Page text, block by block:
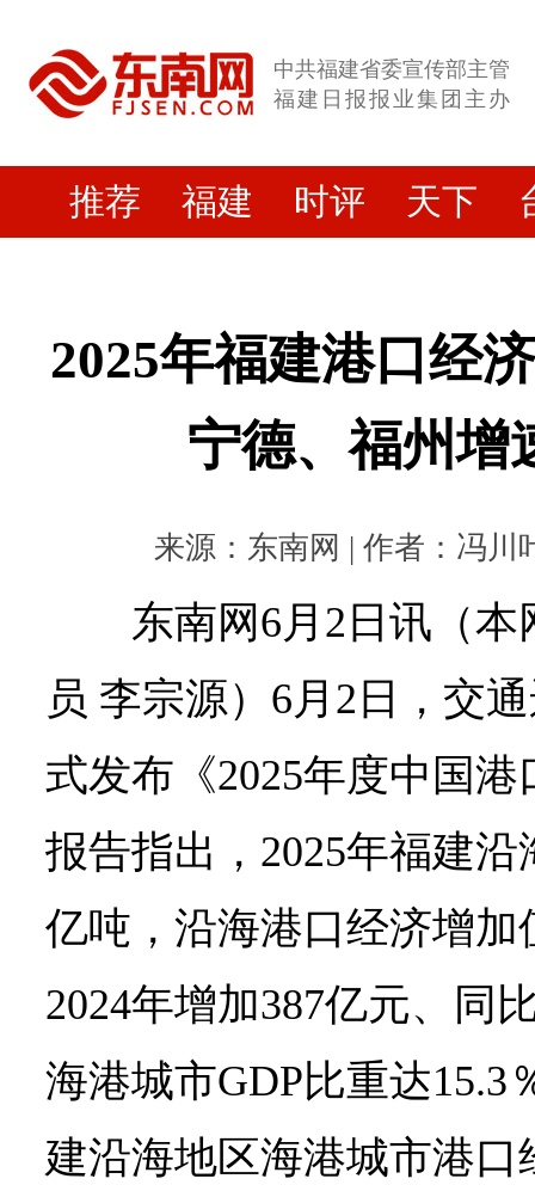
中共福建省委宣传部主管
福建日报报业集团主办
推荐 福建 时评 天下
2025年福建港口经
宁德、福州增
来源：东南网 | 作者：冯川
东南网6月2日讯（
员 李宗源）6月2日，交
式发布《2025年度中国
报告指出，2025年福建
亿吨，沿海港口经济增加
2024年增加387亿元、同
海港城市GDP比重达15.3
建沿海地区海港城市港